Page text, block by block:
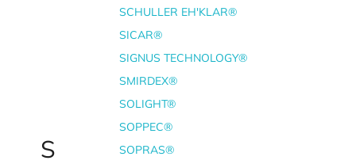
S
SCHULLER EH'KLAR®
SICAR®
SIGNUS TECHNOLOGY®
SMIRDEX®
SOLIGHT®
SOPPEC®
SOPRAS®